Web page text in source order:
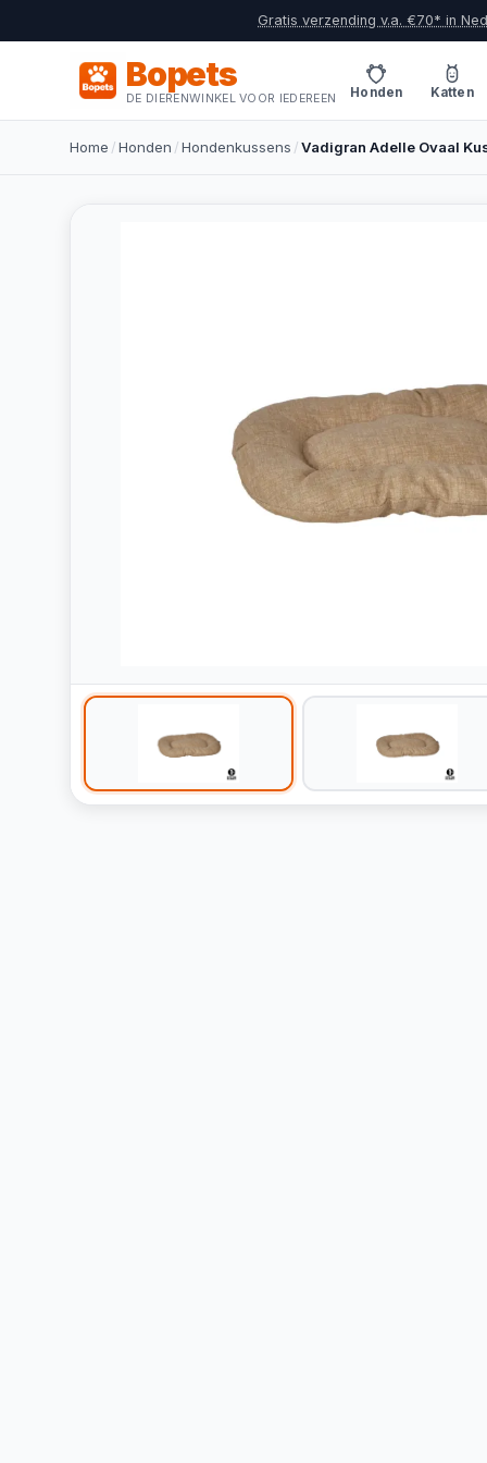
Gratis verzending v.a. €70* in
Bopets
DE DIERENWINKEL VOOR IEDEREEN Honden Katten
Home /Honden /Hondenkussens /Vadigran Adelle Ovaal